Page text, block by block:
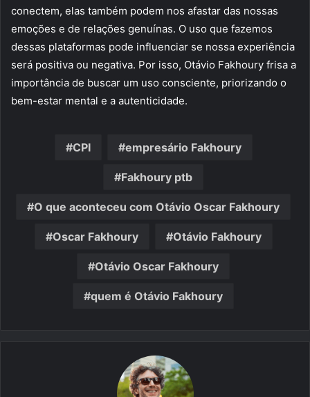
conectem, elas também podem nos afastar das nossas
emoções e de relações genuínas. O uso que fazemos
dessas plataformas pode influenciar se nossa experiência
será positiva ou negativa. Por isso, Otávio Fakhoury frisa a
importância de buscar um uso consciente, priorizando o
bem-estar mental e a autenticidade.
CPI empresário Fakhoury
Fakhoury ptb
O que aconteceu com Otávio Oscar Fakhoury
Oscar Fakhoury Otávio Fakhoury
Otávio Oscar Fakhoury
quem é Otávio Fakhoury